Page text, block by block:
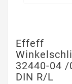
Effeff
32440-04 /
DIN R/L